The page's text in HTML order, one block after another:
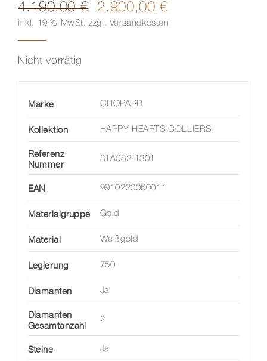
4.190,00€
Ursprünglicher
Preis
war:
4.190,00 €
2.900,00€
Aktueller
Preis
ist:
2.900,00 €.
inkl. 19 % MwSt. zzgl. Versandkosten
Nicht vorrätig
Marke CHOPARD
Kollektion HAPPY HEARTS COLLIERS
Referenz
Nummer
81A082-1301
EAN 9910220060011
Materialgruppe Gold
Material Weißgold
Legierung 750
Diamanten Ja
Diamanten
Gesamtanzahl
2
Steine Ja